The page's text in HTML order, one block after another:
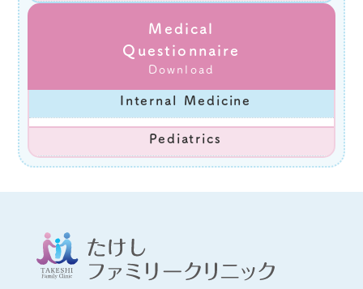
Medical
Questionnaire
Download
Internal Medicine
Pediatrics